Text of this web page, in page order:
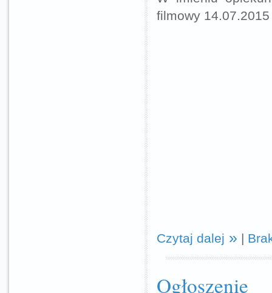
filmowy
Czytaj dalej |
Ogłoszenie